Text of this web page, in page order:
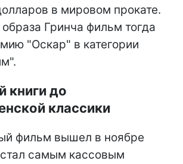
в мировом прокате.
Гринча фильм тогда
"Оскар" в категории
книги до
классики
фильм вышел в ноябре
самым кассовым